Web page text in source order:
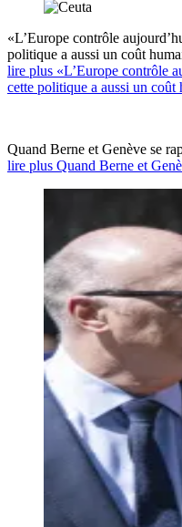
«L’Europe contrôle
politique a aussi un coût
lire plus «L’Europe contrôle
cette politique a aussi un coût
Quand Berne et Genève se
lire plus Quand Berne et